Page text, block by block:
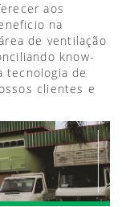
aos
na
de ventilação
know-
tecnologia de
clientes e